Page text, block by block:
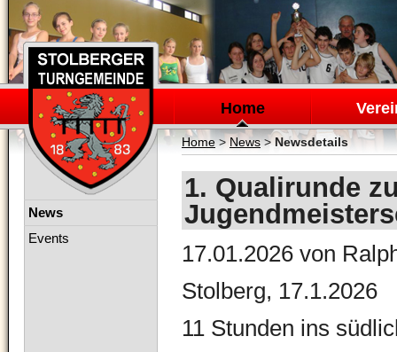
Navigation
überspringen
Home
Home> News>Newsdetails
1. Qualirunde
17.01.2026 von
Stolberg, 17.1.2026
11 Stunden ins
Navigation
News
Events